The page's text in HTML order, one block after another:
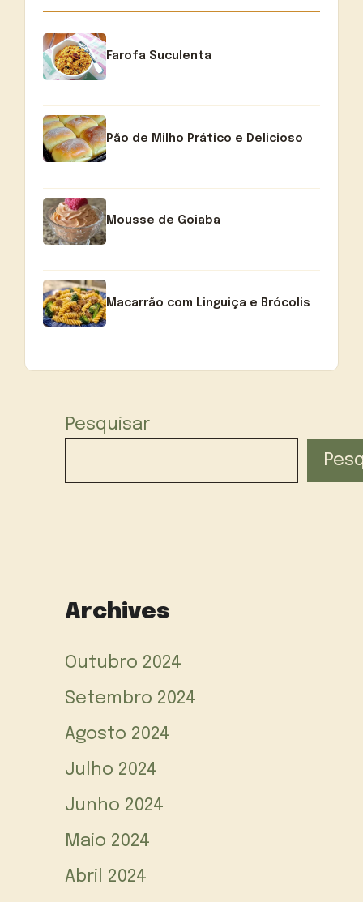
Farofa Suculenta
Pão de Milho Prático e Delicioso
Mousse de Goiaba
Macarrão com Linguiça e Brócolis
Pesquisar
Archives
Outubro 2024
Setembro 2024
Agosto 2024
Julho 2024
Junho 2024
Maio 2024
Abril 2024